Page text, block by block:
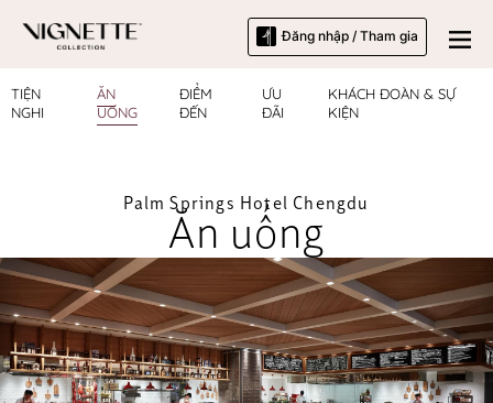
Đăng nhập / Tham gia
TIỆN
NGHI
ĂN
UỐNG
ĐIỂM
ĐẾN
ƯU
ĐÃI
KHÁCH ĐOÀN & SỰ
KIỆN
Palm Springs Hotel Chengdu
Ăn uống